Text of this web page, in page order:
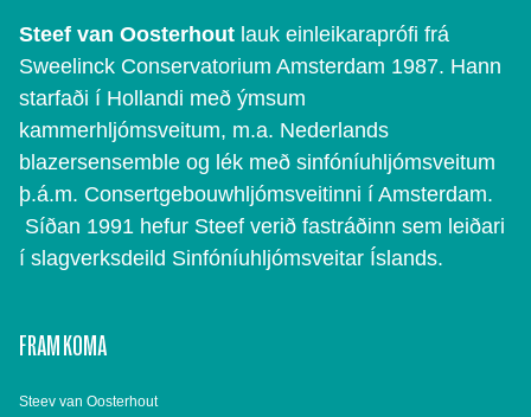
Steef van Oosterhout lauk einleikaraprófi frá
Sweelinck Conservatorium Amsterdam 1987. Hann
starfaði í Hollandi með ýmsum
kammerhljómsveitum, m.a. Nederlands
blazersensemble og lék með sinfóníuhljómsveitum
þ.á.m. Consertgebouwhljómsveitinni í Amsterdam.
Síðan 1991 hefur Steef verið fastráðinn sem leiðari
í slagverksdeild Sinfóníuhljómsveitar Íslands.
FRAM KOMA
Steev van Oosterhout